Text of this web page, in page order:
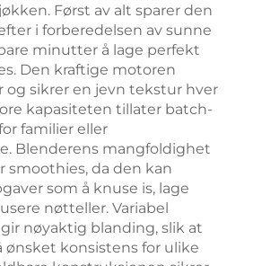
Først av alt sparer den
i forberedelsen av sunne
minutter å lage perfekt
Den kraftige motoren
sikrer en jevn tekstur hver
kapasiteten tillater batch-
familier eller
Blenderens mangfoldighet
smoothies, da den kan
som å knuse is, lage
nøtteller. Variabel
nøyaktig blanding, slik at
ønsket konsistens for ulike